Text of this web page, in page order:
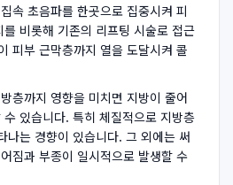
속 초음파를 한곳으로 집중시켜 피
비롯해 기존의 리프팅 시술로 접근
피부 근막층까지 열을 도달시켜 콜
층까지 영향을 미치면 지방이 줄어
있습니다. 특히 체질적으로 지방층
나는 경향이 있습니다. 그 외에는 써
짐과 부종이 일시적으로 발생할 수